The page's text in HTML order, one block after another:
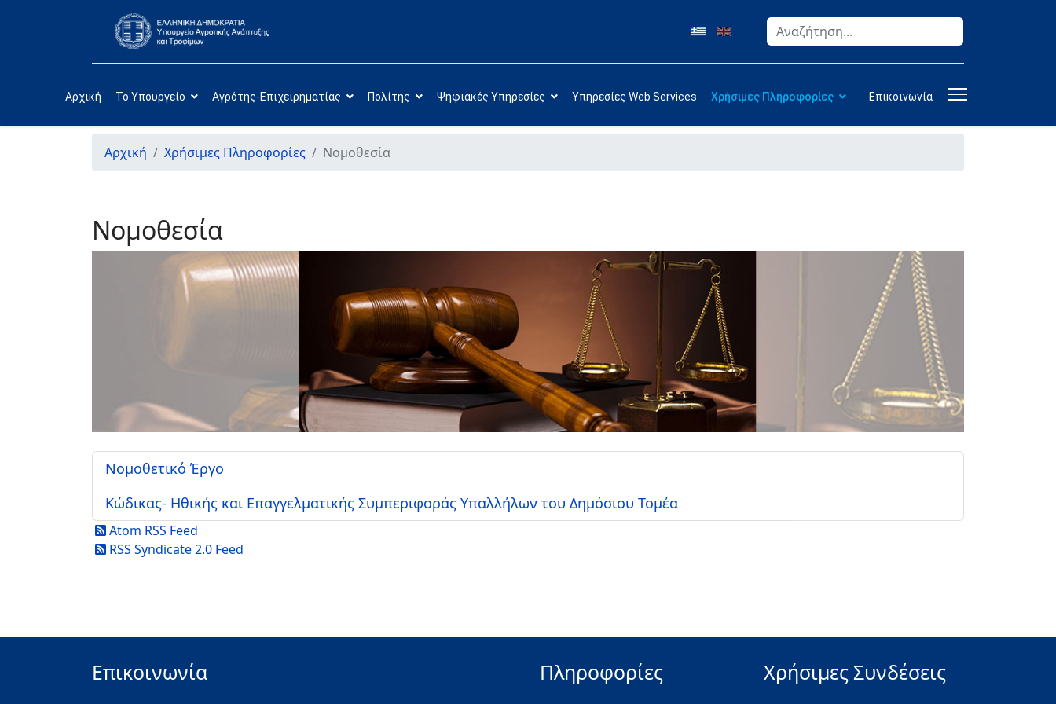
Αναζήτηση
Αρχική Το Υπουργείο Αγρότης-Επιχειρηματίας Πολίτης Ψηφιακές Υπηρεσίες Υπηρεσίες Web Services Χρήσιμες Πληροφορίες Επικοινωνία
Αρχική Χρήσιμες Πληροφορίες Νομοθεσία
Νομοθεσία
Νομοθετικό Έργο
Κώδικας- Ηθικής και Επαγγελματικής Συμπεριφοράς Υπαλλήλων του Δημόσιου Τομέα
Atom RSS Feed
RSS Syndicate 2.0 Feed
Επικοινωνία Πληροφορίες Χρήσιμες Συνδέσεις